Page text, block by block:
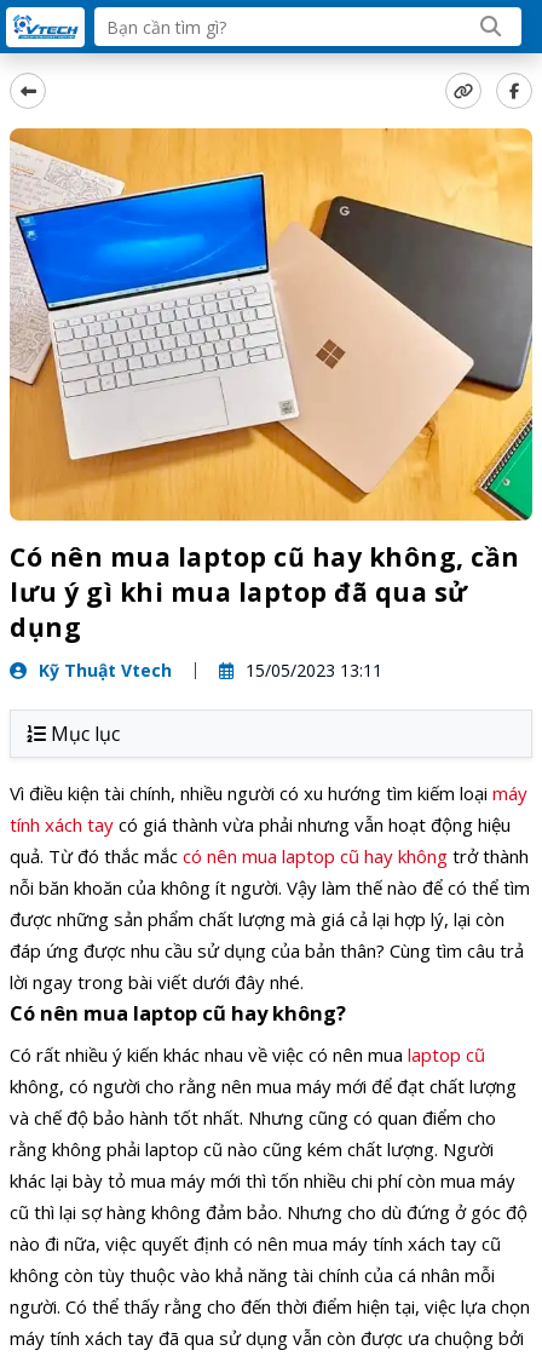
Có nên mua laptop cũ hay không, cần
lưu ý gì khi mua laptop đã qua sử
dụng
Kỹ Thuật Vtech 15/05/2023 13:11
Mục lục
Vì điều kiện tài chính, nhiều người có xu hướng tìm kiếm loại máy
tính xách tay có giá thành vừa phải nhưng vẫn hoạt động hiệu
quả. Từ đó thắc mắc có nên mua laptop cũ hay không trở thành
nỗi băn khoăn của không ít người. Vậy làm thế nào để có thể tìm
được những sản phẩm chất lượng mà giá cả lại hợp lý, lại còn
đáp ứng được nhu cầu sử dụng của bản thân? Cùng tìm câu trả
lời ngay trong bài viết dưới đây nhé.
Có nên mua laptop cũ hay không?
Có rất nhiều ý kiến khác nhau về việc có nên mua laptop cũ
không, có người cho rằng nên mua máy mới để đạt chất lượng
và chế độ bảo hành tốt nhất. Nhưng cũng có quan điểm cho
rằng không phải laptop cũ nào cũng kém chất lượng. Người
khác lại bày tỏ mua máy mới thì tốn nhiều chi phí còn mua máy
cũ thì lại sợ hàng không đảm bảo. Nhưng cho dù đứng ở góc độ
nào đi nữa, việc quyết định có nên mua máy tính xách tay cũ
không còn tùy thuộc vào khả năng tài chính của cá nhân mỗi
người. Có thể thấy rằng cho đến thời điểm hiện tại, việc lựa chọn
máy tính xách tay đã qua sử dụng vẫn còn được ưa chuộng bởi